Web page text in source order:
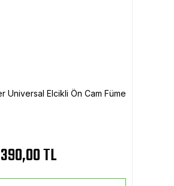
Universal Elcikli Ön Cam Füme
TL